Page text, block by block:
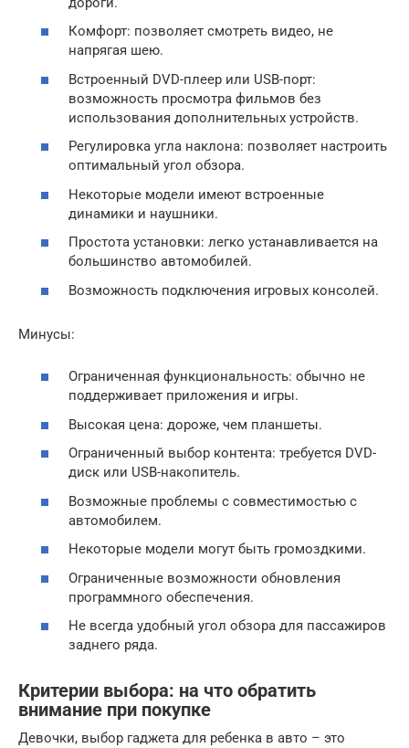
Комфорт: позволяет смотреть видео, не
напрягая шею.
Встроенный DVD-плеер или USB-порт:
возможность просмотра фильмов без
использования дополнительных устройств.
Регулировка угла наклона: позволяет настроить
оптимальный угол обзора.
Некоторые модели имеют встроенные
динамики и наушники.
Простота установки: легко устанавливается на
большинство автомобилей.
Возможность подключения игровых консолей.
Минусы:
Ограниченная функциональность: обычно не
поддерживает приложения и игры.
Высокая цена: дороже, чем планшеты.
Ограниченный выбор контента: требуется DVD-
диск или USB-накопитель.
Возможные проблемы с совместимостью с
автомобилем.
Некоторые модели могут быть громоздкими.
Ограниченные возможности обновления
программного обеспечения.
Не всегда удобный угол обзора для пассажиров
заднего ряда.
Критерии выбора: на что обратить
внимание при покупке
Девочки, выбор гаджета для ребенка в авто – это